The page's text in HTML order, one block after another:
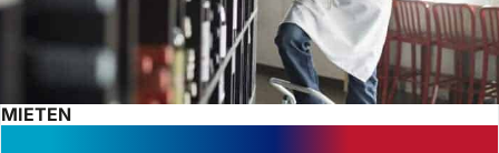
MIETEN